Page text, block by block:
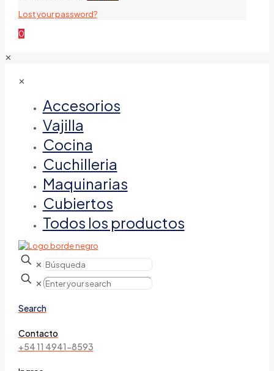
Lost your password?
0
✕
✕
Accesorios
Vajilla
Cocina
Cuchilleria
Maquinarias
Cubiertos
Todos los productos
✕
✕
Search
Contacto
+54 11 4941-8593